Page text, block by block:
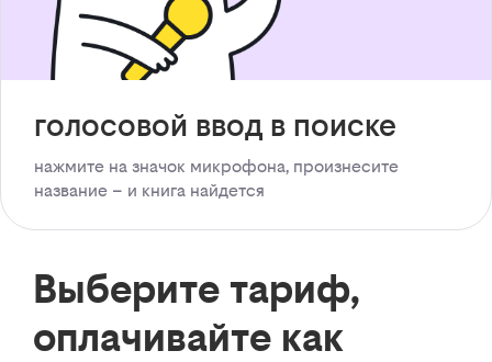
голосовой ввод в поиске
нажмите на значок микрофона, произнесите
название – и книга найдется
Выберите тариф,
оплачивайте как